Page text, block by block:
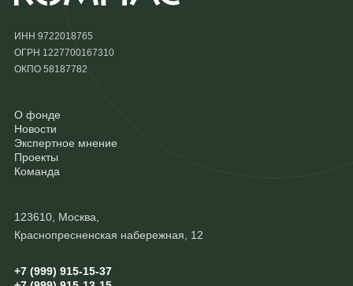
ИНН 9722018765
ОГРН 1227700167310
ОКПО 58187782
О фонде
Новости
Экспертное мнение
Проекты
Команда
123610, Москва,
Краснопресненская набережная, 12
+7 (999) 915-15-37